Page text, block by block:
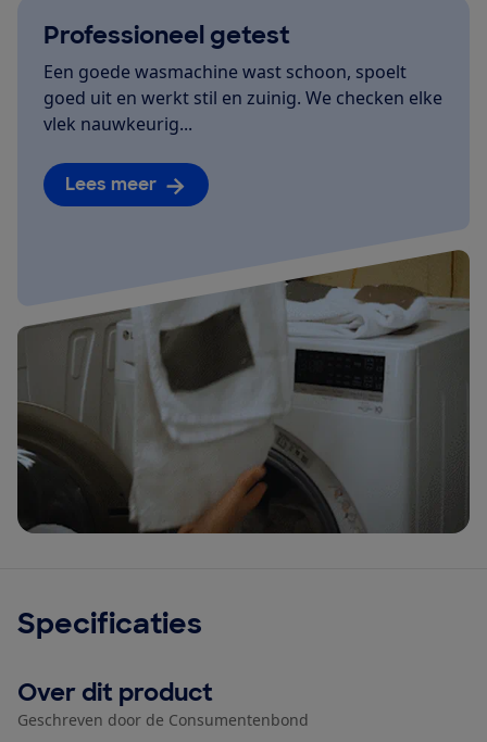
Professioneel getest
Een goede wasmachine wast schoon, spoelt
goed uit en werkt stil en zuinig. We checken elke
vlek nauwkeurig...
Lees meer
Specificaties
Over dit product
Geschreven door de Consumentenbond